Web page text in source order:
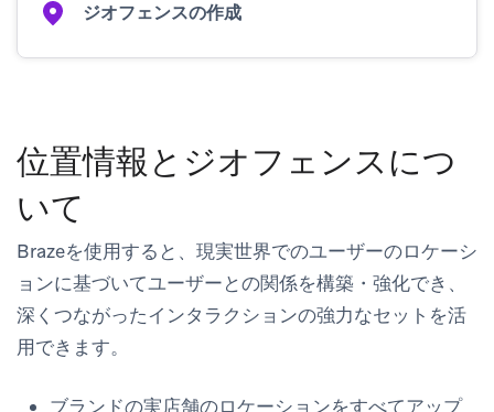
ジオフェンスの作成
位置情報とジオフェンスにつ
いて
Brazeを使用すると、現実世界でのユーザーのロケーシ
ョンに基づいてユーザーとの関係を構築・強化でき、
深くつながったインタラクションの強力なセットを活
用できます。
ブランドの実店舗のロケーションをすべてアップ